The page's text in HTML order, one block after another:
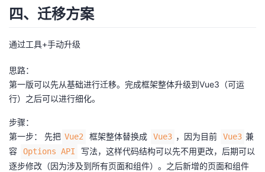
四、迁移方案
通过工具+手动升级
思路：
第一版可以先从基础进行迁移。完成框架整体升级到Vue3（可运
行）之后可以进行细化。
步骤：
第一步： 先把 Vue2 框架整体替换成 Vue3 ，因为目前 Vue3 兼
容
Options API
写法，这样代码结构可以先不用更改，后期可以
逐步修改（因为涉及到所有页面和组件）。之后新增的页面和组件